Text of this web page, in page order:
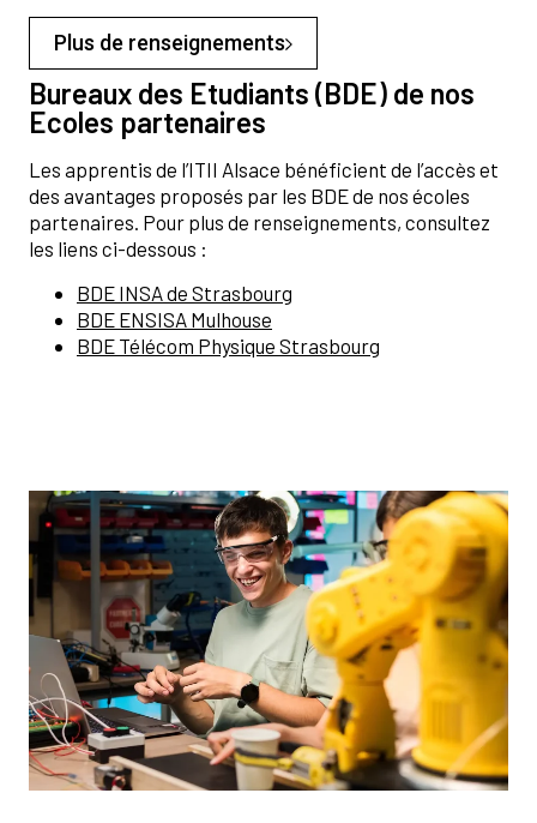
Plus de renseignements
Bureaux des Etudiants (BDE) de nos
Ecoles partenaires
Les apprentis de l’ITII Alsace bénéficient de l’accès et
des avantages proposés par les BDE de nos écoles
partenaires. Pour plus de renseignements, consultez
les liens ci-dessous :
BDE INSA de Strasbourg
BDE ENSISA Mulhouse
BDE Télécom Physique Strasbourg